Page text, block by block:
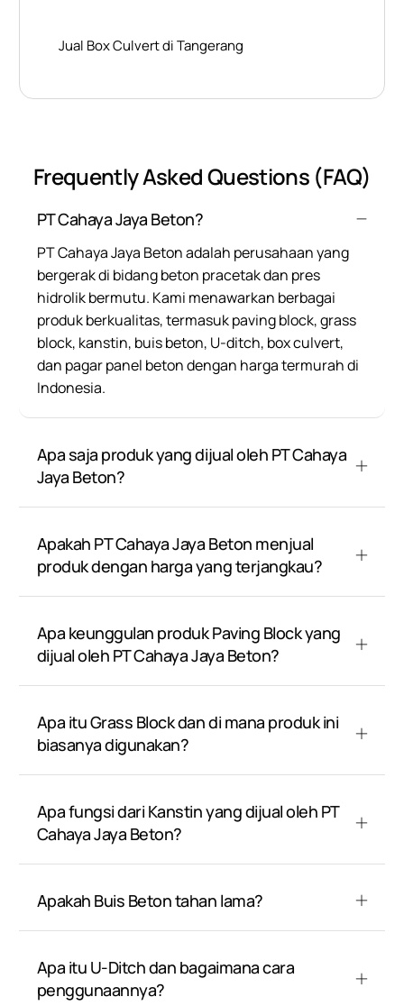
Jual Box Culvert di Tangerang
Frequently Asked Questions (FAQ)
PT Cahaya Jaya Beton?
PT Cahaya Jaya Beton adalah perusahaan yang
bergerak di bidang beton pracetak dan pres
hidrolik bermutu. Kami menawarkan berbagai
produk berkualitas, termasuk paving block, grass
block, kanstin, buis beton, U-ditch, box culvert,
dan pagar panel beton dengan harga termurah di
Indonesia.
Apa saja produk yang dijual oleh PT Cahaya
Jaya Beton?
Apakah PT Cahaya Jaya Beton menjual
produk dengan harga yang terjangkau?
Apa keunggulan produk Paving Block yang
dijual oleh PT Cahaya Jaya Beton?
Apa itu Grass Block dan di mana produk ini
biasanya digunakan?
Apa fungsi dari Kanstin yang dijual oleh PT
Cahaya Jaya Beton?
Apakah Buis Beton tahan lama?
Apa itu U-Ditch dan bagaimana cara
penggunaannya?